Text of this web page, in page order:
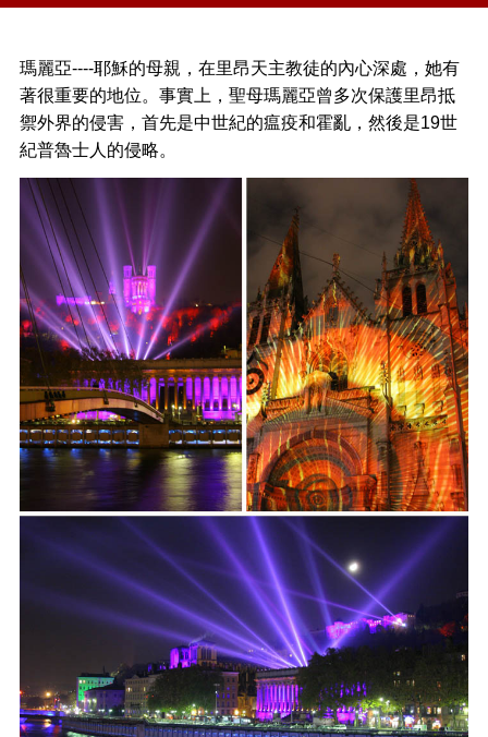
瑪麗亞----耶穌的母親，在里昂天主教徒的內心深處，她有
著很重要的地位。事實上，聖母瑪麗亞曾多次保護里昂抵
禦外界的侵害，首先是中世紀的瘟疫和霍亂，然後是19世
紀普魯士人的侵略。